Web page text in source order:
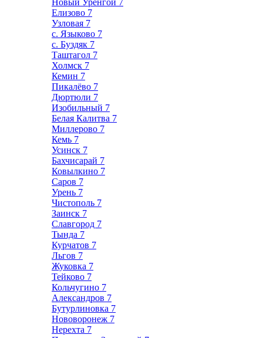
Новый Уренгой 7
Елизово 7
Узловая 7
с. Языково 7
с. Буздяк 7
Таштагол 7
Холмск 7
Кемин 7
Пикалёво 7
Дюртюли 7
Изобильный 7
Белая Калитва 7
Миллерово 7
Кемь 7
Усинск 7
Бахчисарай 7
Ковылкино 7
Саров 7
Урень 7
Чистополь 7
Заинск 7
Славгород 7
Тында 7
Курчатов 7
Льгов 7
Жуковка 7
Тейково 7
Кольчугино 7
Александров 7
Бутурлиновка 7
Нововоронеж 7
Нерехта 7